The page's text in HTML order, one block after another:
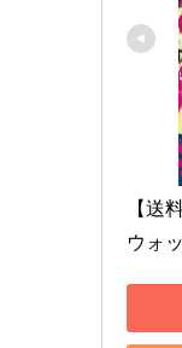
【送
ウォ